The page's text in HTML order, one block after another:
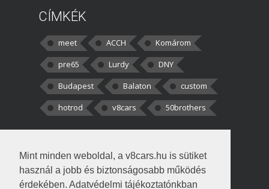
Mint minden weboldal, a v8cars.hu is sütiket
használ a jobb és biztonságosabb működés
érdekében. Adatvédelmi tájékoztatónkban
CÍMKÉK
meet ACCH
Komárom
pre65
Lurdy
DNY
Budapest
Balaton
custom
hotrod
v8cars 50brothers
kortisz:Elszúrtam! Én csak két
darabbaal számoltam. Nem tudtam, hogy fél autót,